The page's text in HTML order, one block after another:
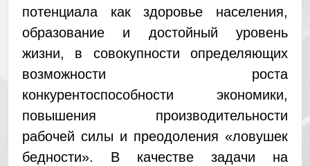
потенциала как здоровье населения,
образование и достойный уровень
жизни, в совокупности определяющих
возможности роста
конкурентоспособности экономики,
повышения производительности
рабочей силы и преодоления «ловушек
бедности». В качестве задачи на